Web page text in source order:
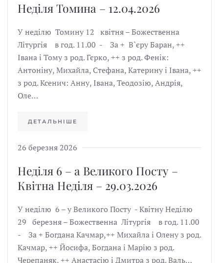
Неділя Томина – 12.04.2026
У неділю Томину 12 квітня – Божественна
Літургія в год. 11.00 - За + В`єру Баран, ++
Івана і Тому з род. Гєрко, ++ з род. Фенік:
Антоніну, Михайла, Стефана, Катерину і Івана, ++
з род. Ксенич: Анну, Івана, Теодозію, Андрія,
Оле…
ДЕТАЛЬНІШЕ
26 березня 2026
Неділя 6 – а Великого Посту –
Квітна Неділя – 29.03.2026
У неділю 6 – у Великого Посту - Квітну Неділю
29 березня – Божественна Літургія в год. 11.00
- За + Богдана Качмар,++ Михайла і Олену з род.
Качмар, ++ Йосифа, Богдана і Марію з род.
Черепаняк, ++ Анастасію і Дмитра з род. Валь…